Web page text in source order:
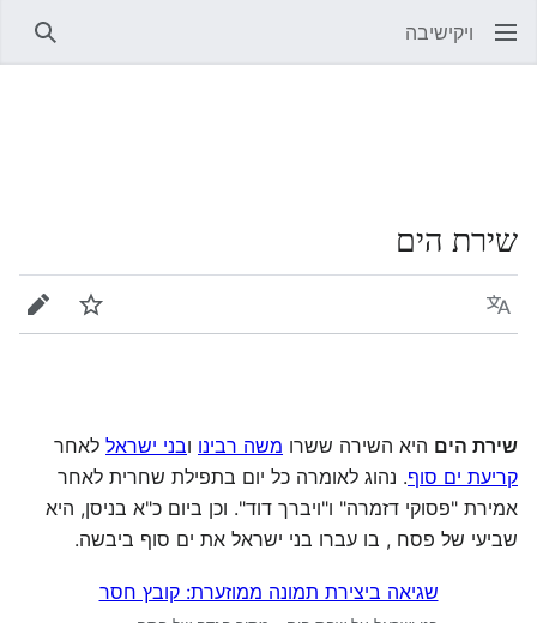
ויקישיבה
שירת הים
שפה מעקב
שירת הים היא השירה ששרו משה רבינו ובני ישראל לאחר
קריעת ים סוף. נהוג לאומרה כל יום בתפילת שחרית לאחר
אמירת "פסוקי דזמרה" ו"ויברך דוד". וכן ביום כ"א בניסן, היא
שביעי של פסח , בו עברו בני ישראל את ים סוף ביבשה.
שגיאה ביצירת תמונה ממוזערת: קובץ חסר